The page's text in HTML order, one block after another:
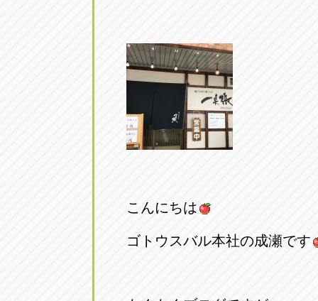
0568-85-
アップル
0568-25-
アップル
愛知県春日井市八田町2-1-16
アップル名岐バイパス春日店
愛知県北名古屋市中之郷八反
アップル常滑店
こんにちは
ゴトウスバル本社の成瀬です